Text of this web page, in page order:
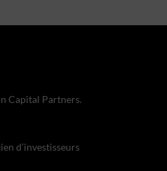
Capital Partners.
d’investisseurs